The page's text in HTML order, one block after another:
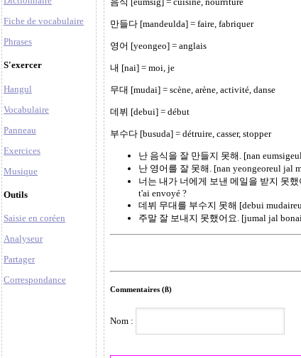
Fiche de vocabulaire
Phrases
S'exercer
Hangul
Vocabulaire
Panneau
Exercices
Musique
Outils
Saisie en coréen
Analyseur
Partager
Correspondance
만들다 [mandeulda] = faire, fabriquer
영어 [yeongeo] = anglais
내 [nai] = moi, je
무대 [mudai] = scène, arène, activité, danse
데뷔 [debui] = début
부수다 [busuda] = détruire, casser, stopper
난 음식을 잘 만들지 못해. [nan
난 영어를 잘 못해. [nan yeongeoreul jal
너는 내가 너에게 보낸 메일을 받지 못했
t'ai envoyé ?
데뷔 무대를 부수지 못해 [debui
주말 잘 보내지 못했어요. [jumal jal
Commentaires (ß)
Nom :